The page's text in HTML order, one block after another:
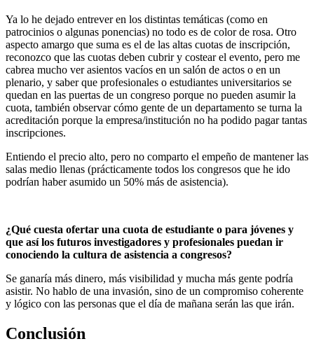
Ya lo he dejado entrever en los distintas temáticas (como en
patrocinios o algunas ponencias) no todo es de color de rosa. Otro
aspecto amargo que suma es el de las altas cuotas de inscripción,
reconozco que las cuotas deben cubrir y costear el evento, pero me
cabrea mucho ver asientos vacíos en un salón de actos o en un
plenario, y saber que profesionales o estudiantes universitarios se
quedan en las puertas de un congreso porque no pueden asumir la
cuota, también observar cómo gente de un departamento se turna la
acreditación porque la empresa/institución no ha podido pagar tantas
inscripciones.
Entiendo el precio alto, pero no comparto el empeño de mantener las
salas medio llenas (prácticamente todos los congresos que he ido
podrían haber asumido un 50% más de asistencia).
¿Qué cuesta ofertar una cuota de estudiante o para jóvenes y
que así los futuros investigadores y profesionales puedan ir
conociendo la cultura de asistencia a congresos?
Se ganaría más dinero, más visibilidad y mucha más gente podría
asistir. No hablo de una invasión, sino de un compromiso coherente
y lógico con las personas que el día de mañana serán las que irán.
Conclusión